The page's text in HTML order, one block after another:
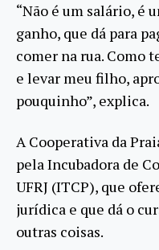
“Não é um salário, é
ganho, que dá para
comer na rua. Como
e levar meu filho,
pouquinho”, explica.
A Cooperativa da
pela Incubadora de
UFRJ (ITCP), que
jurídica e que dá o
outras coisas.